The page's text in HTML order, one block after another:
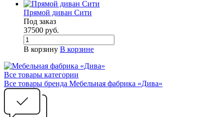
Прямой диван Сити
Под заказ
37500 руб.
В корзину В корзине
Все товары категории
Все товары бренда Мебельная фабрика «Дива»